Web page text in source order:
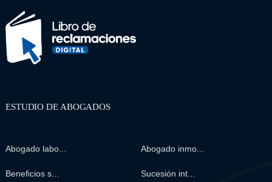
ESTUDIO DE ABOGADOS
Abogado labo... Abogado inmo...
Beneficios s... Sucesión int...